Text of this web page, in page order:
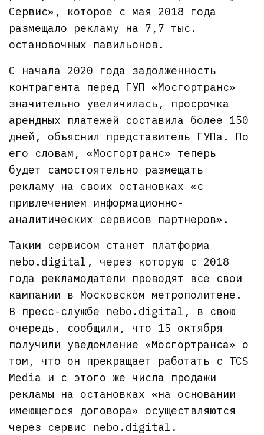
Сервис», которое с мая 2018 года
размещало рекламу на 7,7 тыс.
остановочных павильонов.
С начала 2020 года задолженность
контрагента перед ГУП «Мосгортранс»
значительно увеличилась, просрочка
арендных платежей составила более 150
дней, объяснил представитель ГУПа. По
его словам, «Мосгортранс» теперь
будет самостоятельно размещать
рекламу на своих остановках «с
привлечением информационно-
аналитических сервисов партнеров».
Таким сервисом станет платформа
nebo.digital, через которую с 2018
года рекламодатели проводят все свои
кампании в Московском метрополитене.
В пресс-службе nebo.digital, в свою
очередь, сообщили, что 15 октября
получили уведомление «Мосгортранса» о
том, что он прекращает работать с TCS
Media и с этого же числа продажи
рекламы на остановках «на основании
имеющегося договора» осуществляются
через сервис nebo.digital.